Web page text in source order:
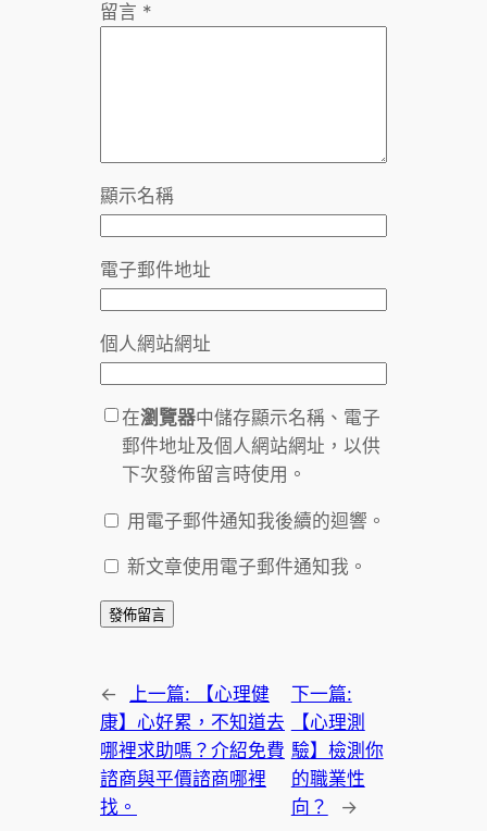
留言 *
顯示名稱
電子郵件地址
個人網站網址
在瀏覽器中儲存顯示名稱、電子
郵件地址及個人網站網址，以供
下次發佈留言時使用。
用電子郵件通知我後續的迴響。
新文章使用電子郵件通知我。
← 上一篇:
【心理健
康】心好累，不知道去
哪裡求助嗎？介紹免費
諮商與平價諮商哪裡
找。
下一篇:
【心理測
驗】檢測你
的職業性
向？
→